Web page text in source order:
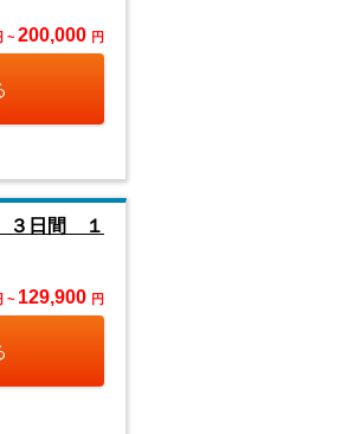
~ 200,000 円
３日間 １
~ 129,900 円